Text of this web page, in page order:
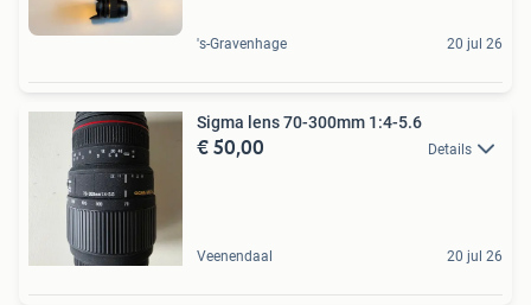
's-Gravenhage 20 jul 26
Sigma lens 70-300mm 1:4-5.6
€ 50,00 Details
Veenendaal 20 jul 26